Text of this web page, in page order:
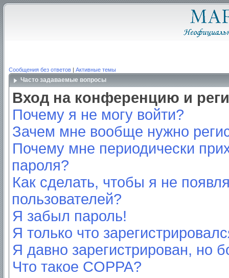
Сообщения без ответов | Активные темы
Часто задаваемые вопросы
Вход на конференцию и
Почему я не могу войти?
Зачем мне вообще нужно
Почему мне периодически
пароля?
Как сделать, чтобы я не
пользователей?
Я забыл пароль!
Я только что
Я давно зарегистрирован, но
Что такое COPPA?